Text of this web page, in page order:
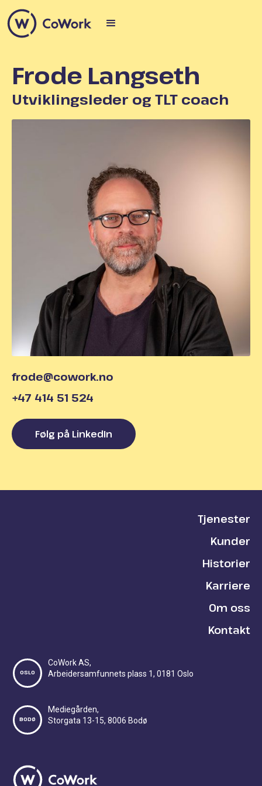
Frode Langseth
Utviklingsleder og TLT coach
frode@cowork.no
+47 414 51 524
Følg på LinkedIn
Tjenester
Kunder
Historier
Karriere
Om oss
Kontakt
OSLO
CoWork AS,
Arbeidersamfunnets plass 1, 0181 Oslo
BODØ
Mediegården,
Storgata 13-15, 8006 Bodø